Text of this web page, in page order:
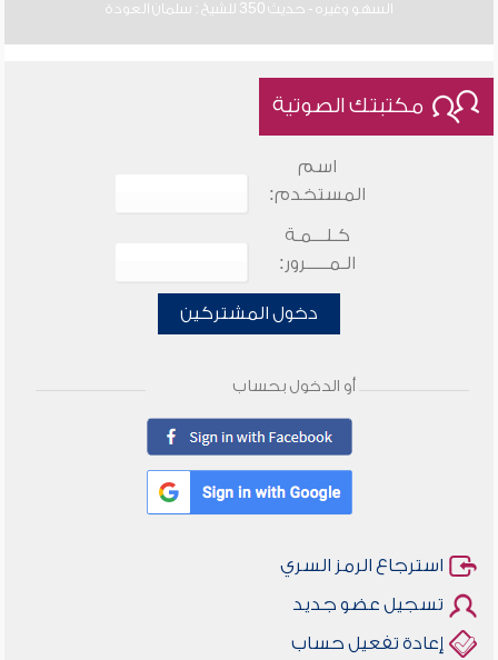
السهو وغيره - حديث 350 للشيخ : سلمان العودة
مكتبتك الصوتية
اسم
المستخدم:
كـلـــمـة
الـمـــــرور:
دخول المشتركين
أو الدخول بحساب
استرجاع الرمز السري
تسجيل عضو جديد
إعادة تفعيل حساب